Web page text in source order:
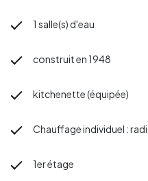
1 salle(s) d'eau
construit en 1948
kitchenette (équipée)
Chauffage individuel :
1er étage